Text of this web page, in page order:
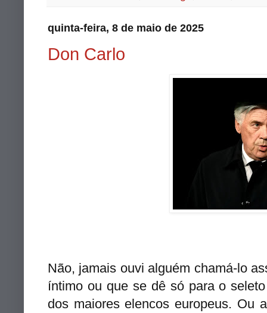
quinta-feira, 8 de maio de 2025
Don Carlo
Não, jamais ouvi alguém chamá-lo
íntimo ou que se dê só para o
dos maiores elencos europeus. Ou